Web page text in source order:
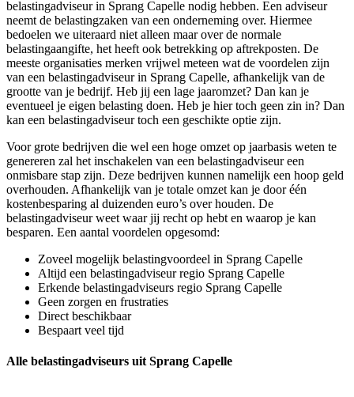
belastingadviseur in Sprang Capelle nodig hebben. Een adviseur
neemt de belastingzaken van een onderneming over. Hiermee
bedoelen we uiteraard niet alleen maar over de normale
belastingaangifte, het heeft ook betrekking op aftrekposten. De
meeste organisaties merken vrijwel meteen wat de voordelen zijn
van een belastingadviseur in Sprang Capelle, afhankelijk van de
grootte van je bedrijf. Heb jij een lage jaaromzet? Dan kan je
eventueel je eigen belasting doen. Heb je hier toch geen zin in? Dan
kan een belastingadviseur toch een geschikte optie zijn.
Voor grote bedrijven die wel een hoge omzet op jaarbasis weten te
genereren zal het inschakelen van een belastingadviseur een
onmisbare stap zijn. Deze bedrijven kunnen namelijk een hoop geld
overhouden. Afhankelijk van je totale omzet kan je door één
kostenbesparing al duizenden euro’s over houden. De
belastingadviseur weet waar jij recht op hebt en waarop je kan
besparen. Een aantal voordelen opgesomd:
Zoveel mogelijk belastingvoordeel in Sprang Capelle
Altijd een belastingadviseur regio Sprang Capelle
Erkende belastingadviseurs regio Sprang Capelle
Geen zorgen en frustraties
Direct beschikbaar
Bespaart veel tijd
Alle belastingadviseurs uit Sprang Capelle